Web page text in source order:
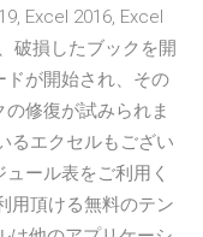
Excel 2016, Excel
破損したブックを開
ドが開始され、その
修復が試みられま
るエクセルもござい
ール表をご利用く
用頂ける無料のテン